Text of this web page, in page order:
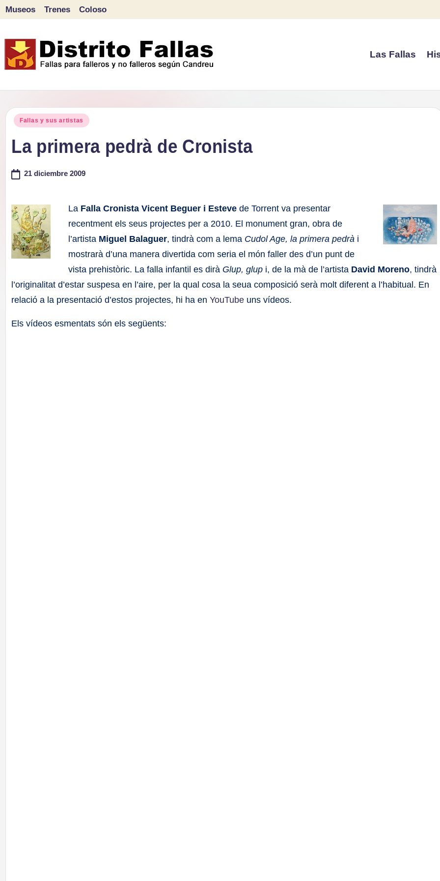
contenido
Museos Trenes Coloso
Las Fallas
Publicado
Fallas y sus artistas
La primera pedrà de Cronista
21 diciembre 2009
La Falla Cronista Vicent Beguer i Esteve de Torrent va presentar
recentment els seus projectes per a 2010. El monument gran, obra de
l’artista Miguel Balaguer, tindrà com a lema Cudol Age, la primera pedrà i
mostrarà d’una manera divertida com seria el món faller des d’un punt de
vista prehistòric. La falla infantil es dirà Glup, glup i, de la mà de l’artista David Moreno, tindrà
l’originalitat d’estar suspesa en l’aire, per la qual cosa la seua composició serà molt diferent a l’habitual. En
relació a la presentació d’estos projectes, hi ha enYouTube uns vídeos.
Els vídeos esmentats són els següents: